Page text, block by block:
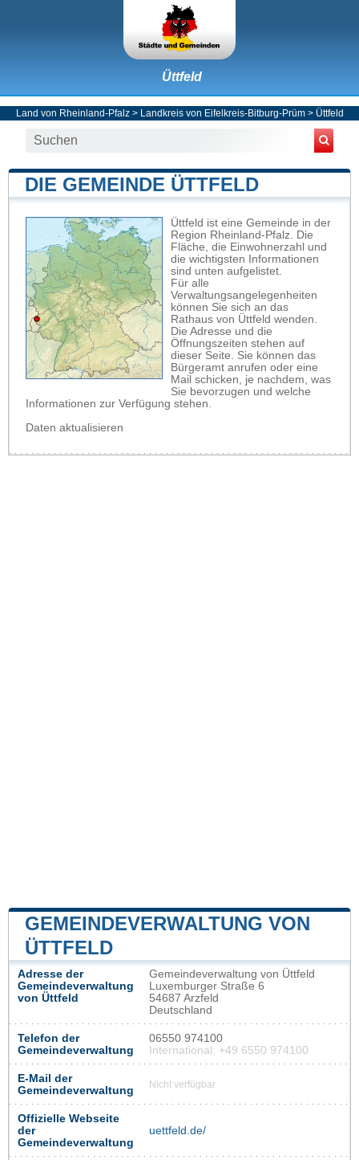
Üttfeld
Land von Rheinland-Pfalz> Landkreis von Eifelkreis-Bitburg-Prüm> Üttfeld
DIE GEMEINDE ÜTTFELD
Üttfeld ist eine Gemeinde in der
Region Rheinland-Pfalz. Die
Fläche, die Einwohnerzahl und
die wichtigsten Informationen
sind unten aufgelistet.
Für alle
Verwaltungsangelegenheiten
können Sie sich an das
Rathaus von Üttfeld wenden.
Die Adresse und die
Öffnungszeiten stehen auf
dieser Seite. Sie können das
Bürgeramt anrufen oder eine
Mail schicken, je nachdem, was
Sie bevorzugen und welche
Informationen zur Verfügung stehen.
Daten aktualisieren
GEMEINDEVERWALTUNG VON
ÜTTFELD
Adresse der
Gemeindeverwaltung
von Üttfeld
Gemeindeverwaltung von Üttfeld
Luxemburger Straße 6
54687 Arzfeld
Deutschland
Telefon der
Gemeindeverwaltung
06550 974100
International: +49 6550 974100
E-Mail der
Gemeindeverwaltung
Nicht verfügbar
Offizielle Webseite
der
Gemeindeverwaltung
uettfeld.de/